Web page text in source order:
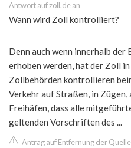
Antwort auf zoll.de an
Wann wird Zoll kontrolliert?
Denn auch wenn innerhalb der
erhoben werden, hat der Zoll
Zollbehörden kontrollieren
Verkehr auf Straßen, in Zügen,
Freihäfen, dass alle
geltenden Vorschriften des ...
Antrag auf Entfernung der Quelle